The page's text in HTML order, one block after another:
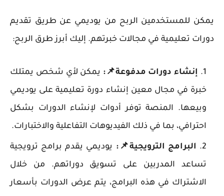
يمكن للمستخدمين الربح من يوديمي عن طريق تقديم
دورات تعليمية في مجالات خبرتهم. إليك أبرز طرق الربح:
إنشاء دورات مدفوعة📌: يمكن لأي شخص يمتلك
خبرة في مجال معين إنشاء دورة تعليمية على يوديمي
وبيعها. المنصة توفر أدوات لإنشاء الدورات بشكل
احترافي، بما في ذلك الفيديوهات التفاعلية والاختبارات.
البرامج الترويجية📌
: يوديمي يقدم برامج ترويجية
تساعد المدربين على تسويق دوراتهم. من خلال
الاشتراك في هذه البرامج، يتم عرض الدورات بأسعار